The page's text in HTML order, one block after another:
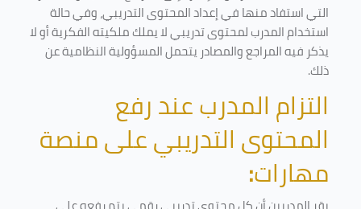
التي استفاد منها في إعداد المحتوى التدريبي، وفي حالة
استخدام المدرب لمحتوى تدريبي لا يملك ملكيته الفكرية أو لا
يذكر فيه المراجع والمصادر يتحمل المسؤولية النظامية عن
ذلك.
التزام المدرب عند رفع
المحتوى التدريبي على منصة
مهارات: